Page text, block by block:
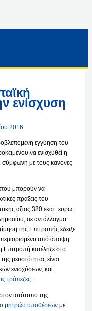
ενίσχυση
2016
εγγύηση του
να ενισχυθεί η
σύμφωνη με τους κανόνες
που μπορούν να
πράξεις του
αξίας 380 εκατ. ευρώ,
σε αντάλλαγμα
της Επιτροπής έδειξε
περιορισμένο από άποψη
Επιτροπή κατέληξε στο
ρευστότητας είναι
ενισχύσεων, και
τράπεζες..
ιστότοπο της
μητρώο υποθέσεων με